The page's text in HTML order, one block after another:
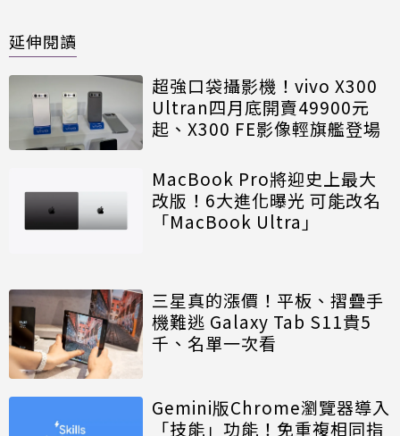
延伸閱讀
超強口袋攝影機！vivo X300
Ultran四月底開賣49900元
起、X300 FE影像輕旗艦登場
MacBook Pro將迎史上最大
改版！6大進化曝光 可能改名
「MacBook Ultra」
三星真的漲價！平板、摺疊手
機難逃 Galaxy Tab S11貴5
千、名單一次看
Gemini版Chrome瀏覽器導入
「技能」功能！免重複相同指